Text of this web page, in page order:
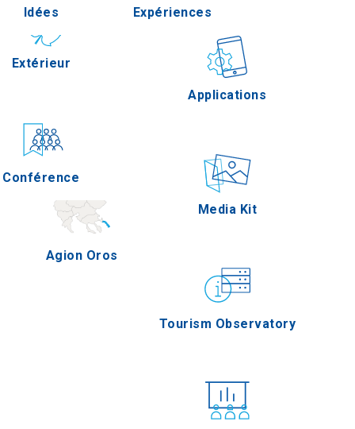
Serres
Agion Oros
Extérieur Gastronomie
Conférence
Applications
Media Kit
Tourism Observatory
Idées Expériences